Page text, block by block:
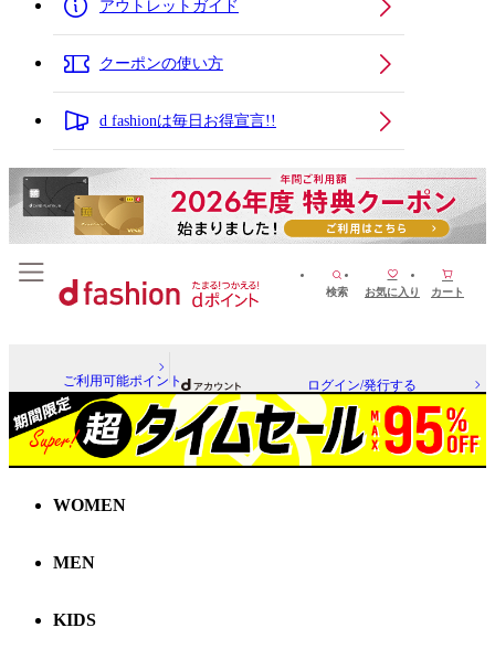
アウトレットガイド
クーポンの使い方
d fashionは毎日お得宣言!!
検索 お気に入り カート
ご利用可能ポイント ログイン/発行する
WOMEN
MEN
KIDS